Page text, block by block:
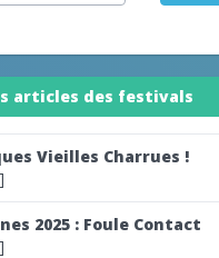
articles des festivals
Vieilles Charrues !
2025 : Foule Contact